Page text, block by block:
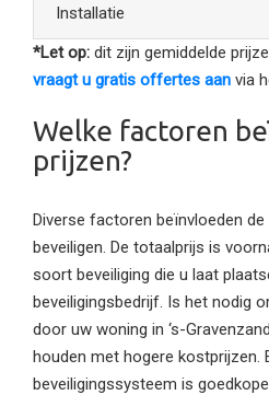
Installatie
*Let op: dit zijn gemiddelde
vraagt u gratis offertes aan via
Welke factoren
prijzen?
Diverse factoren beïnvloeden
beveiligen. De totaalprijs is
soort beveiliging die u laat
beveiligingsbedrijf. Is het nodig
door uw woning in ‘s-
houden met hogere kostprijzen.
beveiligingssysteem is